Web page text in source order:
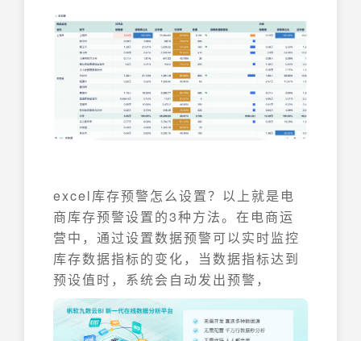
excel库存预警怎么设置？以上就是电
商库存预警设置的3种方法。在电商运
营中，通过设置数据预警可以实时监控
库存数据指标的变化，当数据指标达到
预设值时，系统会自动发出预警，